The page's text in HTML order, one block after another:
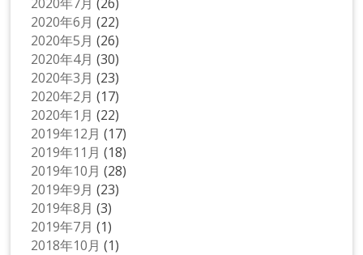
2020年6月 (22)
2020年5月 (26)
2020年4月 (30)
2020年3月 (23)
2020年2月 (17)
2020年1月 (22)
2019年12月 (17)
2019年11月 (18)
2019年10月 (28)
2019年9月 (23)
2019年8月 (3)
2019年7月 (1)
2018年10月 (1)